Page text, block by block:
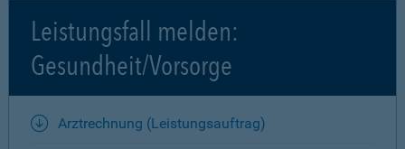
Leistungsfall melden:
Gesundheit/Vorsorge
Arztrechnung (Leistungsauftrag)